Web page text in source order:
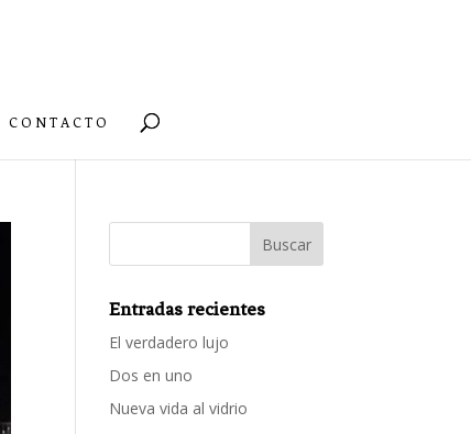
CONTACTO
Entradas recientes
El verdadero lujo
Dos en uno
Nueva vida al vidrio